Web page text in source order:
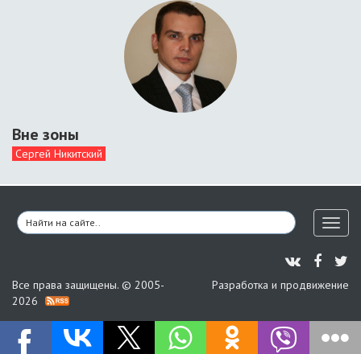
Вне зоны
Сергей Никитский
Все права защищены. © 2005-
2026
Разработка и продвижение